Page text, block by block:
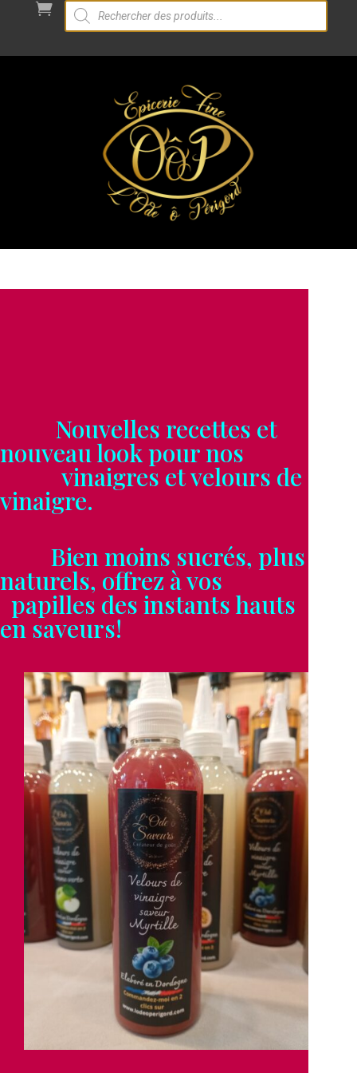

Recherche
de
Nouvelles recettes et
nouveau look pour nos
vinaigres et velours de
vinaigre.
Bien moins sucrés, plus
naturels, offrez à vos
papilles des instants hauts
en saveurs!